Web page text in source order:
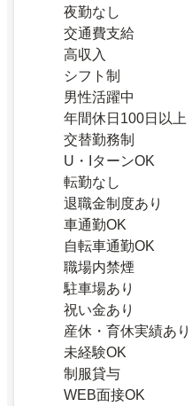
夜勤なし
交通費支給
高収入
シフト制
男性活躍中
年間休日100日以上
交替勤務制
U・IターンOK
転勤なし
退職金制度あり
車通勤OK
自転車通勤OK
職場内禁煙
駐車場あり
祝い金あり
産休・育休実績あり
未経験OK
制服貸与
WEB面接OK